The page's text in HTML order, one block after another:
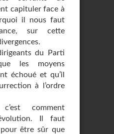
capituler face à
il nous faut
sur cette
du Parti
les moyens
échoué et qu’il
à l’ordre
comment
Il faut
être sûr que